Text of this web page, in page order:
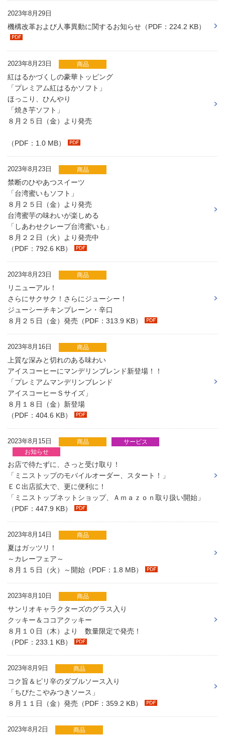
2023年8月29日
機構改革および人事異動に関するお知らせ（PDF：224.2 KB）
2023年8月23日 商品
紅はるかづくしの豪華トッピング
「プレミアム紅はるかソフト」
ほっこり、ひんやり
「焼き芋ソフト」
８月２５日（金）より発売
（PDF：1.0 MB）
2023年8月23日 商品
禁断のひやあつスイーツ
「台湾蜜いもソフト」
８月２５日（金）より発売
台湾蜜芋の味わいが楽しめる
「しあわせクレープ台湾蜜いも」
８月２２日（火）より発売中
（PDF：792.6 KB）
2023年8月23日 商品
リニューアル！
さらにサクサク！さらにジューシー！
ジューシーチキンプレーン・辛口
８月２５日（金）発売（PDF：313.9 KB）
2023年8月16日 商品
上質な深みと切れのある味わい
アイスコーヒーにマンデリンブレンド新登場！！
「プレミアムマンデリンブレンド
アイスコーヒーＳサイズ」
８月１８日（金）新登場
（PDF：404.6 KB）
2023年8月15日 商品
サービス
お知らせ
お店で待たずに、さっと受け取り！
「ミニストップのモバイルオーダー、スタート！」
ＥＣ出店拡大で、更に便利に！
「ミニストップネットショップ、Ａｍａｚｏｎ取り扱い開始」
（PDF：447.9 KB）
2023年8月14日 商品
夏はガッツリ！
～カレーフェア～
８月１５日（火）～開始（PDF：1.8 MB）
2023年8月10日 商品
サンリオキャラクターズのグラス入り
クッキー＆ココアクッキー
８月１０日（木）より 数量限定で発売！
（PDF：233.1 KB）
2023年8月9日 商品
コク旨＆ピリ辛のダブルソース入り
「ちびたこやみつきソース」
８月１１日（金）発売（PDF：359.2 KB）
2023年8月2日 商品